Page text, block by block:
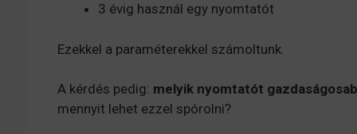
3 évig használ egy nyomtatót
Ezekkel a paraméterekkel számoltunk.
A kérdés pedig: melyik nyomtatót
mennyit lehet ezzel spórolni?